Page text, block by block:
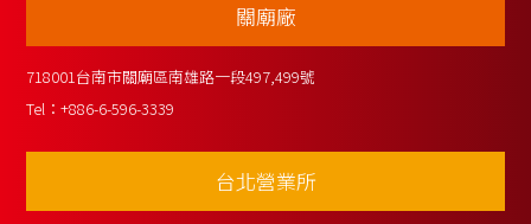
關廟廠
718001台南市關廟區南雄路一段497,499號
Tel：+886-6-596-3339
台北營業所